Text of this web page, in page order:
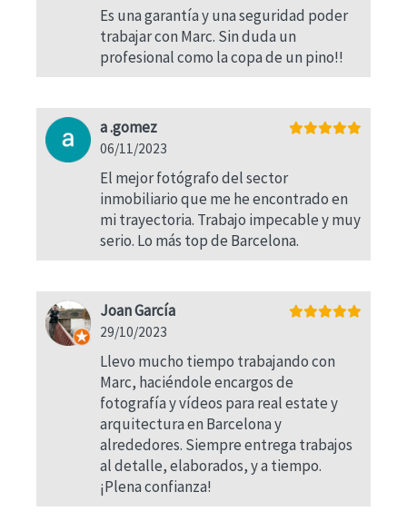
Es una garantía y una seguridad poder
trabajar con Marc. Sin duda un
profesional como la copa de un pino!!
a .gomez
06/11/2023
El mejor fotógrafo del sector
inmobiliario que me he encontrado en
mi trayectoria. Trabajo impecable y muy
serio. Lo más top de Barcelona.
Joan García
29/10/2023
Llevo mucho tiempo trabajando con
Marc, haciéndole encargos de
fotografía y vídeos para real estate y
arquitectura en Barcelona y
alrededores. Siempre entrega trabajos
al detalle, elaborados, y a tiempo.
¡Plena confianza!